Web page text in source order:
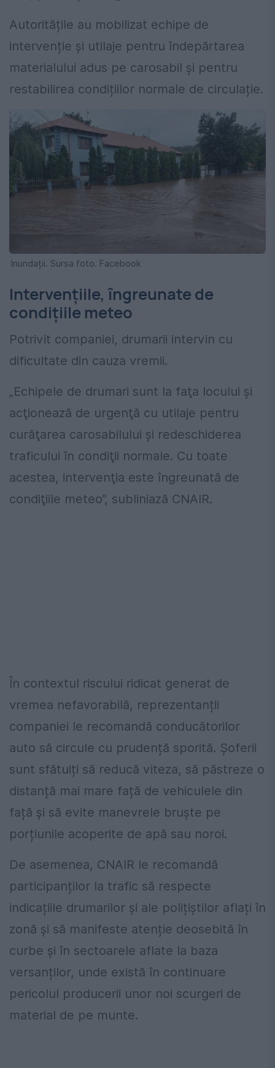
Autoritățile au mobilizat echipe de
intervenție și utilaje pentru îndepărtarea
materialului adus pe carosabil și pentru
restabilirea condițiilor normale de circulație.
Inundații. Sursa foto. Facebook
Intervențiile, îngreunate de
condițiile meteo
Potrivit companiei, drumarii intervin cu
dificultate din cauza vremii.
„Echipele de drumari sunt la faţa locului şi
acţionează de urgenţă cu utilaje pentru
curăţarea carosabilului şi redeschiderea
traficului în condiţii normale. Cu toate
acestea, intervenţia este îngreunată de
condiţiile meteo”, subliniază CNAIR.
În contextul riscului ridicat generat de
vremea nefavorabilă, reprezentanții
companiei le recomandă conducătorilor
auto să circule cu prudență sporită. Șoferii
sunt sfătuiți să reducă viteza, să păstreze o
distanță mai mare față de vehiculele din
față și să evite manevrele bruște pe
porțiunile acoperite de apă sau noroi.
De asemenea, CNAIR le recomandă
participanților la trafic să respecte
indicațiile drumarilor și ale polițiștilor aflați în
zonă și să manifeste atenție deosebită în
curbe și în sectoarele aflate la baza
versanților, unde există în continuare
pericolul producerii unor noi scurgeri de
material de pe munte.